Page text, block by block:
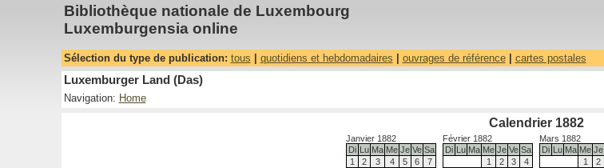
Bibliothèque nationale de Luxembourg
Luxemburgensia online
Sélection du type de publication: tous quotidiens et hebdomadaires ouvrages de référence| cartes postales
Luxemburger Land (Das)
Navigation: Home
Calendrier 1882
Janvier 1882
Di Lu Ma Me Je Ve Sa
1
2 3 4 5 6
7
Février 1882
Di Lu Ma Me Je Ve Sa
1
2 3
4
Mars 1882
Di Lu Ma Me Je
1
2